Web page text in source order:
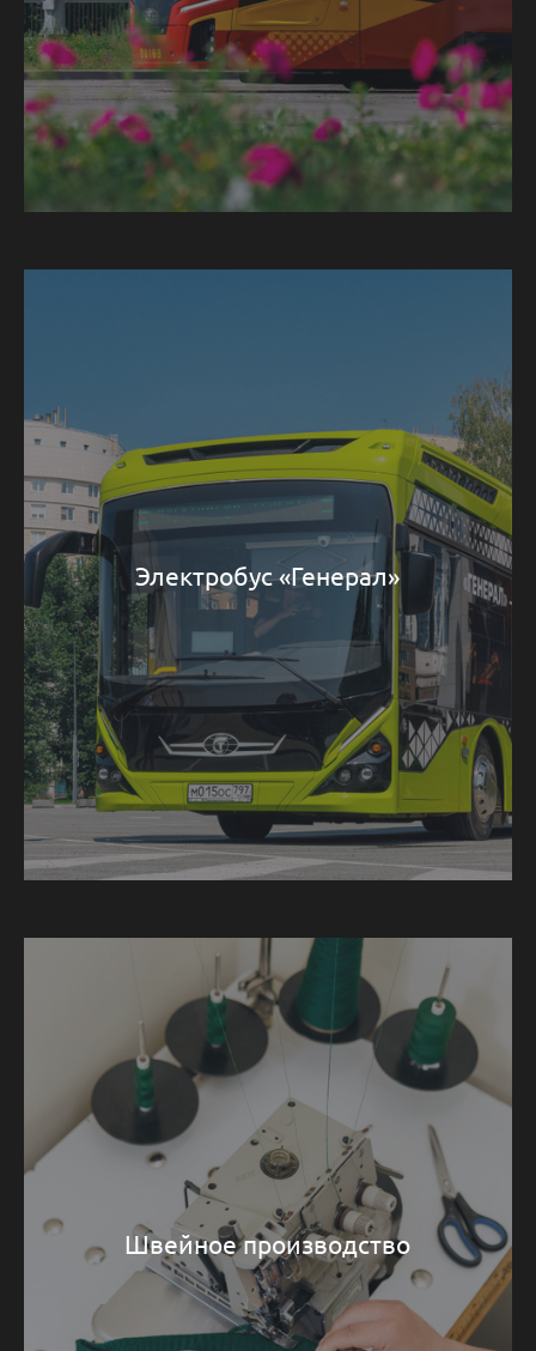
Электробус «Генерал»
Швейное производство